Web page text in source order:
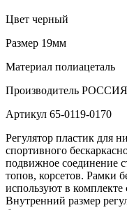
Цвет черный
Размер 19мм
Материал полиацеталь
Производитель РОССИЯ
Артикул 65-0119-0170
Регулятор пластик для
спортивного
подвижное соединение
топов, корсетов. Рамки
используют в
Внутренний размер